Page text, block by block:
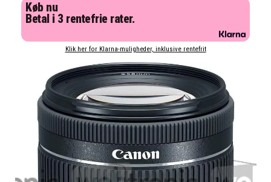
Køb nu
Betal i 3 rentefrie rater.
Klik her for Klarna-muligheder, inklusive rentefrit